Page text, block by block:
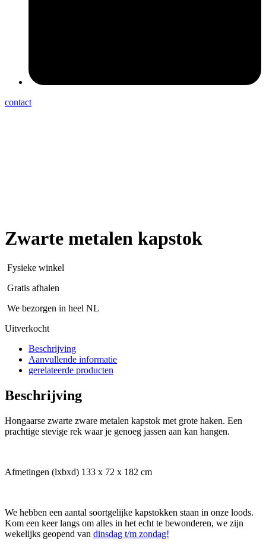
contact
Zwarte metalen kapstok
Fysieke winkel
Gratis afhalen
We bezorgen in heel NL
Uitverkocht
Beschrijving
Aanvullende informatie
gerelateerde producten
Beschrijving
Hongaarse zwarte zware metalen kapstok met grote haken. Een
prachtige stevige rek waar je genoeg jassen aan kan hangen.
Afmetingen (lxbxd) 133 x 72 x 182 cm
We hebben een aantal soortgelijke kapstokken staan in onze loods.
Kom een keer langs om alles in het echt te bewonderen, we zijn
wekelijks geopend van dinsdag t/m zondag!